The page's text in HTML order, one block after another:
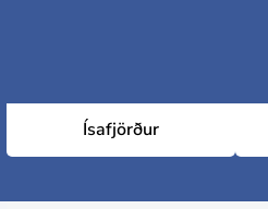
Ísafjörður